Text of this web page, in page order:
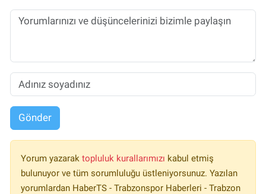
Gönder
Yorum yazarak topluluk kurallarımızı kabul etmiş
bulunuyor ve tüm sorumluluğu üstleniyorsunuz. Yazılan
yorumlardan HaberTS - Trabzonspor Haberleri - Trabzon